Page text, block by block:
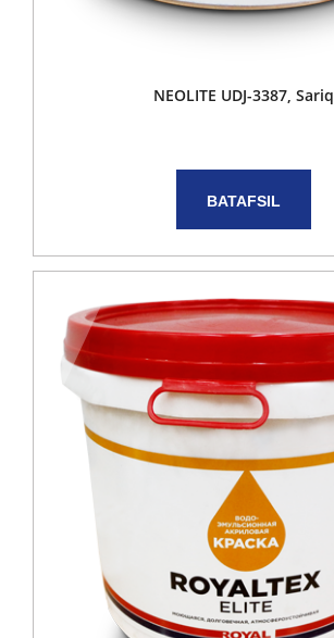
NEOLITE UDJ-3387, Sariq
BATAFSIL